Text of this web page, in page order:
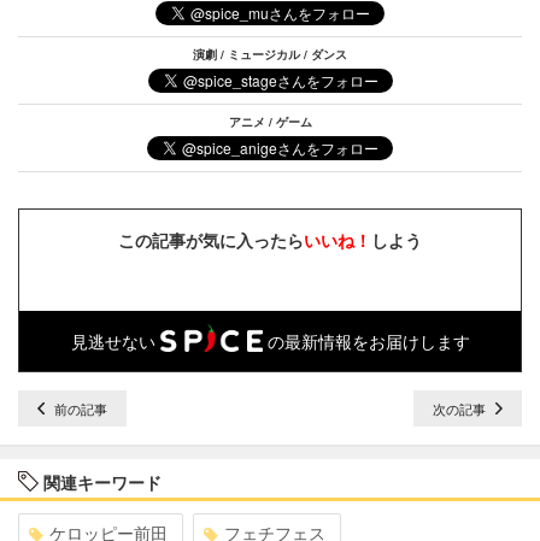
演劇 / ミュージカル / ダンス
アニメ / ゲーム
この記事が気に入ったらいいね！ しよう
見逃せない の最新情報をお届けします
前の記事 次の記事
関連キーワード
ケロッピー前田 フェチフェス